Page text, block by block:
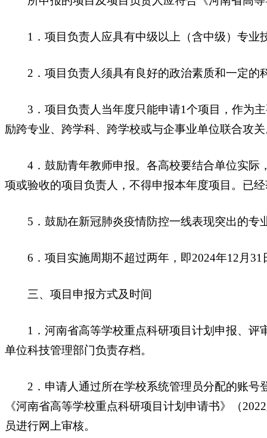
1．项目负责人应具有中级以上（含中级）专业
2．项目负责人须具有良好的政治素质和一定的
3．项目负责人当年度只能申请1个项目，作为主
励跨专业、跨学科、跨学校或与企事业单位联合攻
4．鼓励青年教师申报。各高校要结合单位实际
项或验收的项目负责人，不得申报本年度项目。已
5．鼓励在新冠肺炎疫情防控一线表现突出的专
6．项目实施周期不超过两年，即2024年12月31
三、项目申报方式及时间
1．河南省高等学校重点科研项目计划申报、评
单位科技管理部门负责存档。
2．申请人通过所在学校系统管理员分配的账号
《河南省高等学校重点科研项目计划申请书》（
员进行网上审核。